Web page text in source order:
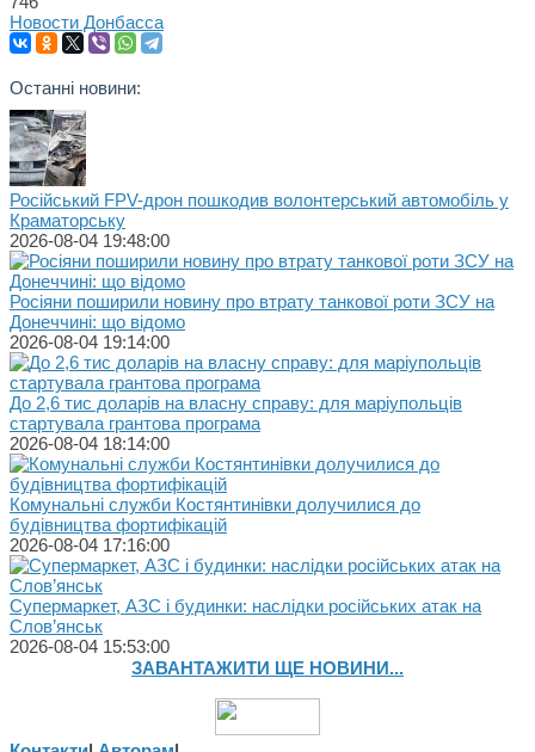
Новости Донбасса
Останні новини:
Російський FPV-дрон пошкодив волонтерський автомобіль у
Краматорську
2026-08-04 19:48:00
Росіяни поширили новину про втрату танкової роти ЗСУ на
Донеччині: що відомо
2026-08-04 19:14:00
До 2,6 тис доларів на власну справу: для маріупольців
стартувала грантова програма
2026-08-04 18:14:00
Комунальні служби Костянтинівки долучилися до
будівництва фортифікацій
2026-08-04 17:16:00
Супермаркет, АЗС і будинки: наслідки російських атак на
Слов’янськ
2026-08-04 15:53:00
ЗАВАНТАЖИТИ ЩЕ НОВИНИ...